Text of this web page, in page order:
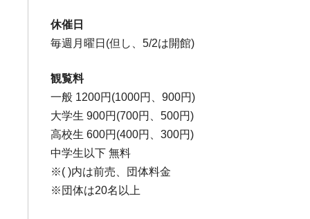
休催日
毎週月曜日(但し、5/2は開館)
観覧料
一般 1200円(1000円、900円)
大学生 900円(700円、500円)
高校生 600円(400円、300円)
中学生以下 無料
※( )内は前売、団体料金
※団体は20名以上